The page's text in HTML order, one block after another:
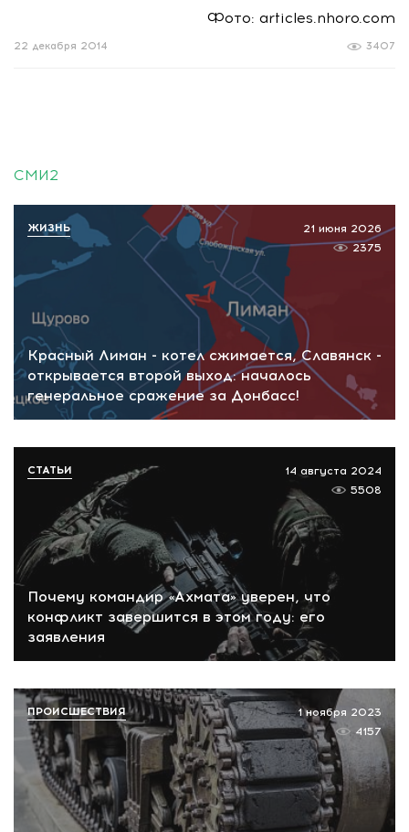
Фото: articles.nhoro.com
3407
22 декабря 2014
СМИ2
Красный Лиман - котел сжимается, Славянск -
открывается второй выход: началось
генеральное сражение за Донбасс!
21 июня 2026
2375
ЖИЗНЬ
Почему командир «Ахмата» уверен, что
конфликт завершится в этом году: его
заявления
14 августа 2024
5508
СТАТЬИ
1 ноября 2023
4157
ПРОИСШЕСТВИЯ